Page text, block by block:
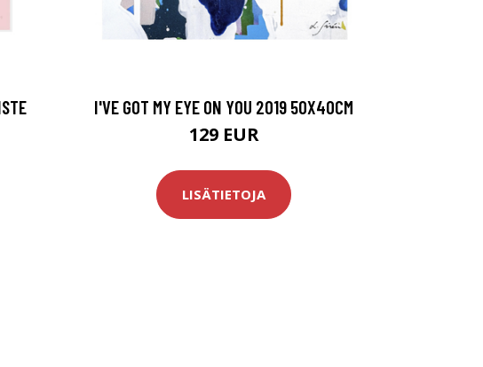
I'VE GOT MY EYE ON YOU 2019 50X40CM
129 EUR
LISÄTIETOJA